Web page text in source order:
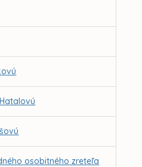
osobitného zreteľa